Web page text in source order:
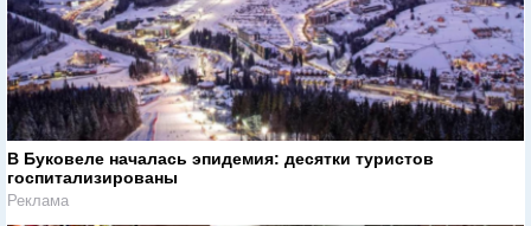
В Буковеле началась эпидемия: десятки туристов
госпитализированы
Реклама